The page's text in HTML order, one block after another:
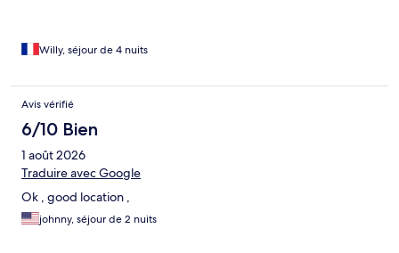
Willy, séjour de 4 nuits
Avis vérifié
6/10 Bien
1 août 2026
Traduire avec Google
Ok , good location ,
johnny, séjour de 2 nuits